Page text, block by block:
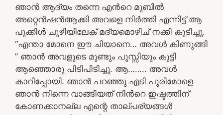
ഞാൻ ആദ്യം തന്നെ എന്‍റെ മുബിൽ
അറ്റെൻഷൻആക്കി അവളെ നിർത്തി എന്നിട്ട് ആ
പുക്കിൾ ചുഴിയിലേക് മദ്യമൊഴിച് നക്കി കുടിച്ചു.
“എന്താ മോനെ ഈ ചിയാനെ… അവൾ കിണുങ്ങി
” ഞാൻ അവളുടെ മുണ്ടും പുസ്സിയും കുട്ടി
ആഞ്ഞൊരു പിടിപിടിച്ചു. ആ…….. അവൾ
കാറിപ്പോയി. ഞാൻ പറഞ്ഞു എടി പുരിമോളെ
ഞാൻ നിന്നെ വാങ്ങിയത് നിന്‍റെ ഇഷ്ടത്തിന്
കോണക്കാനല്ല എന്റെ താല്പര്യങ്ങൾ